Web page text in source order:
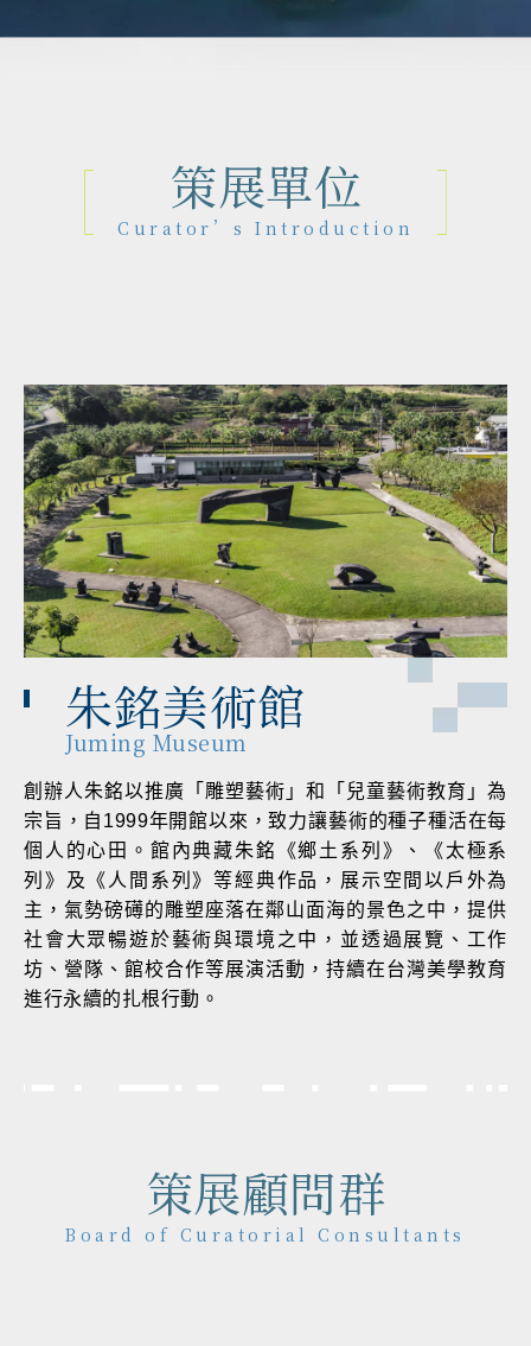
策展單位
Curator’s Introduction
朱銘美術館
Juming Museum
創辦人朱銘以推廣「雕塑藝術」和「兒童藝術教育」為
宗旨，自1999年開館以來，致力讓藝術的種子種活在每
個人的心田。館內典藏朱銘《鄉土系列》、《太極系
列》及《人間系列》等經典作品，展示空間以戶外為
主，氣勢磅礡的雕塑座落在鄰山面海的景色之中，提供
社會大眾暢遊於藝術與環境之中，並透過展覽、工作
坊、營隊、館校合作等展演活動，持續在台灣美學教育
進行永續的扎根行動。
策展顧問群
Board of Curatorial Consultants